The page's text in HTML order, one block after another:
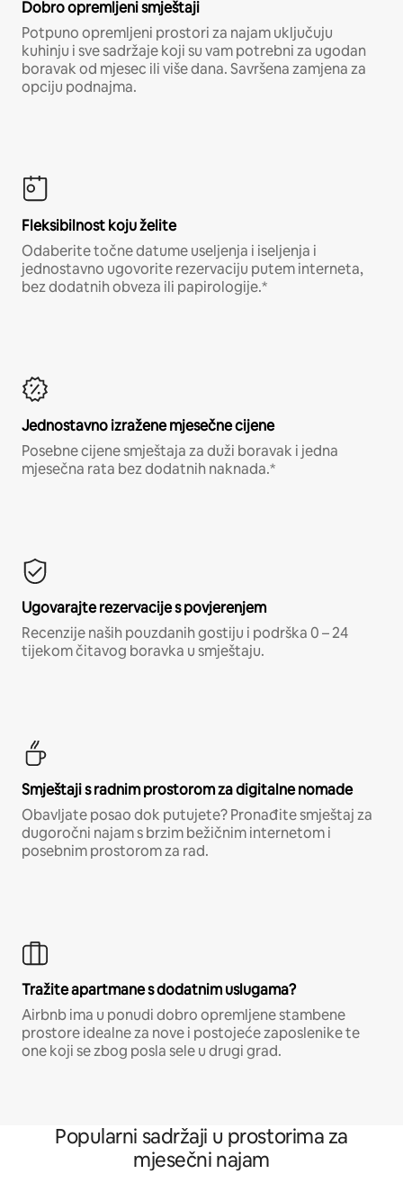
Dobro opremljeni smještaji
Potpuno opremljeni prostori za najam uključuju
kuhinju i sve sadržaje koji su vam potrebni za ugodan
boravak od mjesec ili više dana. Savršena zamjena za
opciju podnajma.
Fleksibilnost koju želite
Odaberite točne datume useljenja i iseljenja i
jednostavno ugovorite rezervaciju putem interneta,
bez dodatnih obveza ili papirologije.*
Jednostavno izražene mjesečne cijene
Posebne cijene smještaja za duži boravak i jedna
mjesečna rata bez dodatnih naknada.*
Ugovarajte rezervacije s povjerenjem
Recenzije naših pouzdanih gostiju i podrška 0 – 24
tijekom čitavog boravka u smještaju.
Smještaji s radnim prostorom za digitalne nomade
Obavljate posao dok putujete? Pronađite smještaj za
dugoročni najam s brzim bežičnim internetom i
posebnim prostorom za rad.
Tražite apartmane s dodatnim uslugama?
Airbnb ima u ponudi dobro opremljene stambene
prostore idealne za nove i postojeće zaposlenike te
one koji se zbog posla sele u drugi grad.
Popularni sadržaji u prostorima za
mjesečni najam